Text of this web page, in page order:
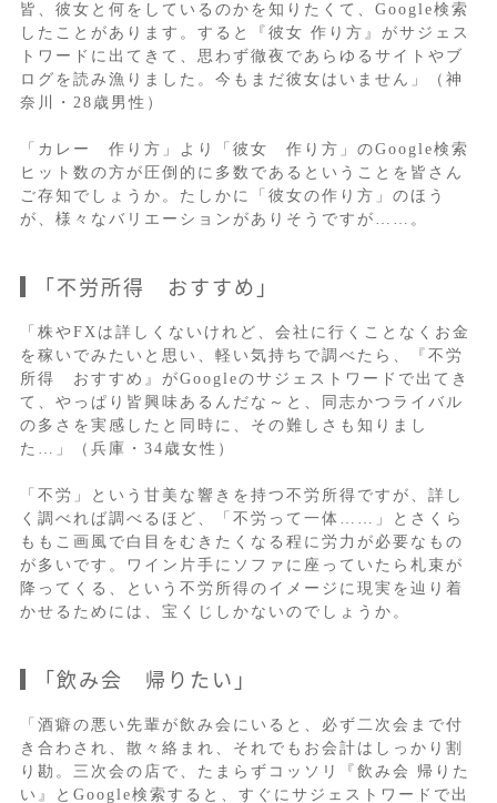
皆、彼女と何をしているのかを知りたくて、Google検索
したことがあります。すると『彼女 作り方』がサジェス
トワードに出てきて、思わず徹夜であらゆるサイトやブ
ログを読み漁りました。今もまだ彼女はいません」（神
奈川・28歳男性）
「カレー 作り方」より「彼女 作り方」のGoogle検索
ヒット数の方が圧倒的に多数であるということを皆さん
ご存知でしょうか。たしかに「彼女の作り方」のほう
が、様々なバリエーションがありそうですが……。
「不労所得 おすすめ」
「株やFXは詳しくないけれど、会社に行くことなくお金
を稼いでみたいと思い、軽い気持ちで調べたら、『不労
所得 おすすめ』がGoogleのサジェストワードで出てき
て、やっぱり皆興味あるんだな～と、同志かつライバル
の多さを実感したと同時に、その難しさも知りまし
た…」（兵庫・34歳女性）
「不労」という甘美な響きを持つ不労所得ですが、詳し
く調べれば調べるほど、「不労って一体……」とさくら
ももこ画風で白目をむきたくなる程に労力が必要なもの
が多いです。ワイン片手にソファに座っていたら札束が
降ってくる、という不労所得のイメージに現実を辿り着
かせるためには、宝くじしかないのでしょうか。
「飲み会 帰りたい」
「酒癖の悪い先輩が飲み会にいると、必ず二次会まで付
き合わされ、散々絡まれ、それでもお会計はしっかり割
り勘。三次会の店で、たまらずコッソリ『飲み会 帰りた
い』とGoogle検索すると、すぐにサジェストワードで出